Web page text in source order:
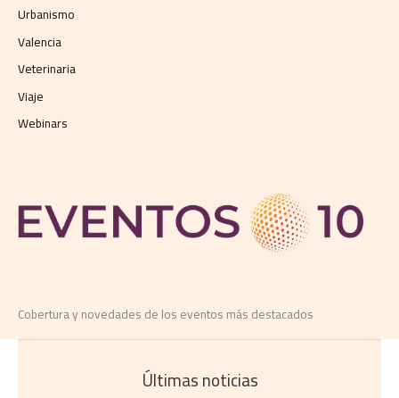
Urbanismo
Valencia
Veterinaria
Viaje
Webinars
Cobertura y novedades de los eventos más destacados
Últimas noticias